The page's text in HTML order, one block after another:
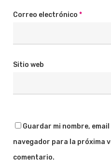
Correo electrónico *
Sitio web
Guardar mi nombre,
navegador para la próxima
comentario.